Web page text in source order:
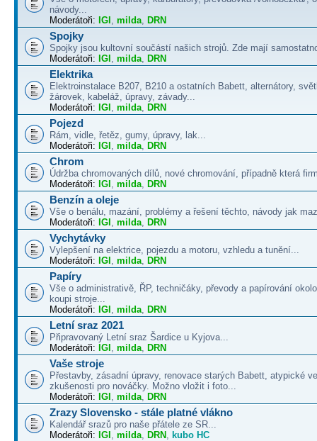
návody...
Moderátoři: IGI , milda, DRN
Spojky
Spojky jsou kultovní součástí našich strojů. Zde mají
Moderátoři: IGI , milda, DRN
Elektrika
Elektroinstalace B207, B210 a ostatních Babett, alternátory,
žárovek, kabeláž, úpravy, závady...
Moderátoři: IGI , milda, DRN
Pojezd
Rám, vidle, řetěz, gumy, úpravy, lak...
Moderátoři: IGI , milda, DRN
Chrom
Údržba chromovaných dílů, nové chromování, případně která
Moderátoři: IGI , milda, DRN
Benzín a oleje
Vše o benálu, mazání, problémy a řešení těchto, návody jak
Moderátoři: IGI , milda, DRN
Vychytávky
Vylepšení na elektrice, pojezdu a motoru, vzhledu a tunění...
Moderátoři: IGI , milda, DRN
Papíry
Vše o administrativě, ŘP, techničáky, převody a papírování
koupi stroje...
Moderátoři: IGI , milda, DRN
Letní sraz 2021
Připravovaný Letní sraz Šardice u Kyjova...
Moderátoři: IGI , milda, DRN
Vaše stroje
Přestavby, zásadní úpravy, renovace starých Babett, atypické
zkušenosti pro nováčky. Možno vložit i foto...
Moderátoři: IGI , milda, DRN
Zrazy Slovensko - stále platné vlákno
Kalendář srazů pro naše přátele ze SR...
Moderátoři: IGI , milda, DRN , kubo HC